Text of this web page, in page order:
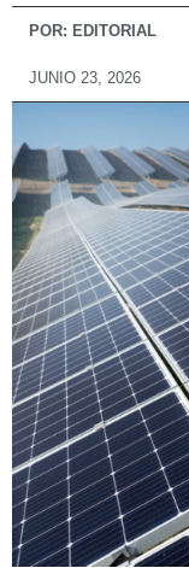
POR: EDITORIAL
JUNIO 23, 2026